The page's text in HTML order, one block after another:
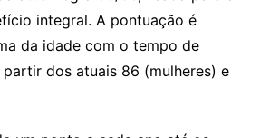
integral. A pontuação é
da idade com o tempo de
dos atuais 86 (mulheres) e